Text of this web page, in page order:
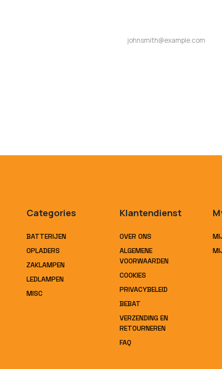
Categories
BATTERIJEN
OPLADERS
ZAKLAMPEN
LEDLAMPEN
MISC
Klantendienst
OVER ONS
ALGEMENE
VOORWAARDEN
COOKIES
PRIVACYBELEID
BEBAT
VERZENDING EN
RETOURNEREN
FAQ